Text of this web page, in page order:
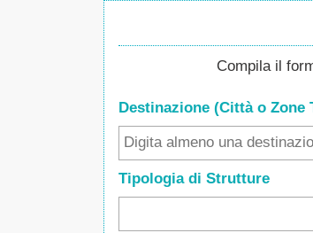
Compila il
Destinazione (Città o Zone
Tipologia di Strutture